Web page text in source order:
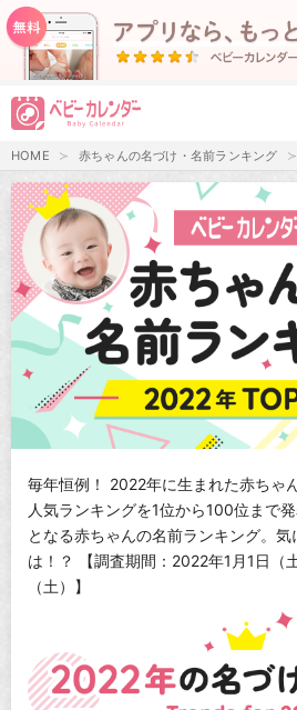
HOME 赤ちゃんの名づけ・名前ランキング
毎年恒例！ 2022年に生まれた赤ちゃ
人気ランキングを1位から100位まで
となる赤ちゃんの名前ランキング。
は！？ 【調査期間：2022年1月1日（
（土）】